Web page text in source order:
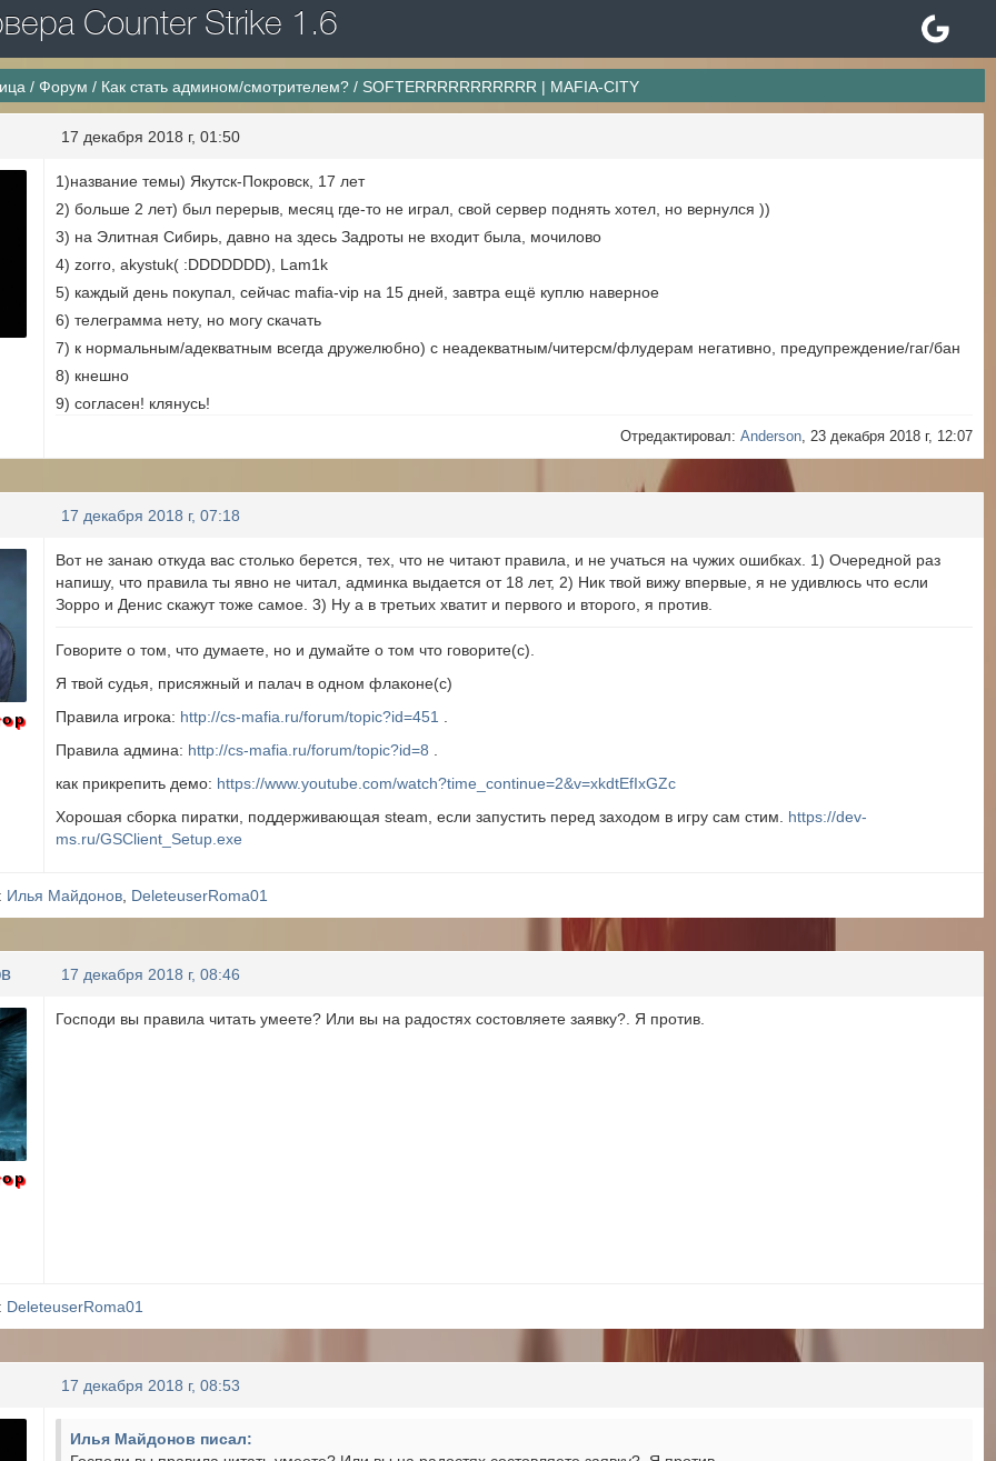
Counter Strike 1.6
/Форум / Как стать админом/смотрителем? / SOFTERRRRRRRRRRR | MAFIA-CITY
17 декабря 2018 г, 01:50
1)название темы) Якутск-Покровск, 17 лет
2) больше 2 лет) был перерыв, месяц где-то не играл, свой сервер поднять хотел, но вернулся ))
3) на Элитная Сибирь, давно на здесь Задроты не входит была, мочилово
4) zorro, akystuk( :DDDDDDD), Lam1k
5) каждый день покупал, сейчас mafia-vip на 15 дней, завтра ещё куплю наверное
6) телеграмма нету, но могу скачать
7) к нормальным/адекватным всегда дружелюбно) с неадекватным/читерсм/флудерам негативно, предупреждение/гаг/бан
8) кнешно
9) согласен! клянусь!
Отредактировал:Anderson, 23 декабря 2018 г, 12:07
17 декабря 2018 г, 07:18
Вот не занаю откуда вас столько берется, тех, что не читают правила, и не учаться на чужих ошибках. 1) Очередной раз
напишу, что правила ты явно не читал, админка выдается от 18 лет, 2) Ник твой вижу впервые, я не удивлюсь что если
Зорро и Денис скажут тоже самое. 3) Ну а в третьих хватит и первого и второго, я против.
Говорите о том, что думаете, но и думайте о том что говорите(с).
Я твой судья, присяжный и палач в одном флаконе(с)
Правила игрока: http://cs-mafia.ru/forum/topic?id=451
Правила админа: http://cs-mafia.ru/forum/topic?id=8
как прикрепить демо: https://www.youtube.com/watch?time_continue=2&v=xkdtEfIxGZc
Хорошая сборка пиратки, поддерживающая steam, если запустить перед заходом в игру сам стим. https://dev-
ms.ru/GSClient_Setup.exe
Илья Майдонов DeleteuserRoma01
17 декабря 2018 г, 08:46
Господи вы правила читать умеете? Или вы на радостях состовляете заявку?. Я против.
DeleteuserRoma01
17 декабря 2018 г, 08:53
Илья Майдонов писал: